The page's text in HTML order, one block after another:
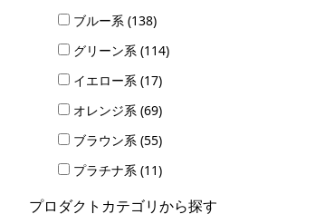
ブルー系 (138)
グリーン系 (114)
イエロー系 (17)
オレンジ系 (69)
ブラウン系 (55)
プラチナ系 (11)
プロダクトカテゴリから探す